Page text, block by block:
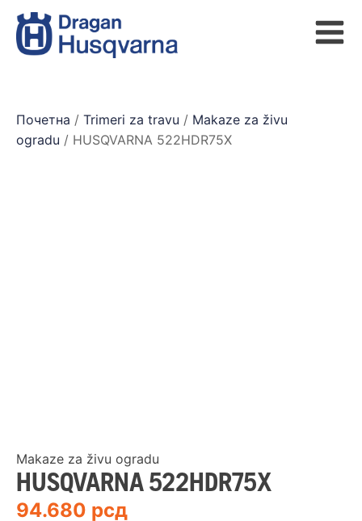
Почетна / Trimeri za travu / Makaze za živu
ogradu / HUSQVARNA 522HDR75X
Makaze za živu ogradu
HUSQVARNA 522HDR75X
94.680 рсд